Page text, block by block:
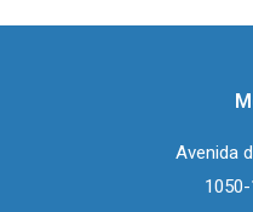
Avenida